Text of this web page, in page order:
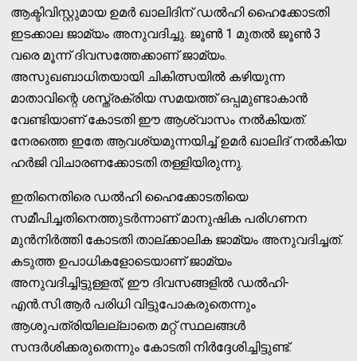
ആക്ടിവിസ്റ്റുമായ ഉമർ ഖാലിദിന് ഡൽഹി ഹൈക്കോടതി
ഇടക്കാല ജാമ്യം അനുവദിച്ചു. ജൂൺ 1 മുതൽ ജൂൺ 3
വരെ മൂന്ന് ദിവസത്തേക്കാണ് ജാമ്യം.
അസുഖബാധിതയായി ചികിത്സയിൽ കഴിയുന്ന
മാതാവിന്റെ ശസ്ത്രക്രിയ സമയത്ത് ഒപ്പമുണ്ടാകാൻ
വേണ്ടിയാണ് കോടതി ഈ ആശ്വാസം നൽകിയത്.
നേരത്തെ ഇതേ ആവശ്യമുന്നയിച്ച് ഉമർ ഖാലിദ് നൽകിയ
ഹർജി വിചാരണക്കോടതി തള്ളിയിരുന്നു.
ഇതിനെതിരെ ഡൽഹി ഹൈക്കോടതിയെ
സമീപിച്ചതിനെത്തുടർന്നാണ് മാനുഷിക പരിഗണന
മുൻനിർത്തി കോടതി താല്ക്കാലിക ജാമ്യം അനുവദിച്ചത്.
കടുത്ത ഉപാധികളോടെയാണ് ജാമ്യം
അനുവദിച്ചിട്ടുള്ളത്; ഈ ദിവസങ്ങളിൽ ഡൽഹി-
എൻ.സി.ആർ പരിധി വിട്ടുപോകരുതെന്നും
ആശുപത്രിയിലല്ലാതെ മറ്റ് സ്ഥലങ്ങൾ
സന്ദർശിക്കരുതെന്നും കോടതി നിർദ്ദേശിച്ചിട്ടുണ്ട്.